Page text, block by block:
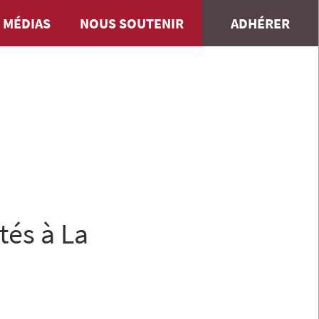
MÉDIAS NOUS SOUTENIR ADHÉRER
à La